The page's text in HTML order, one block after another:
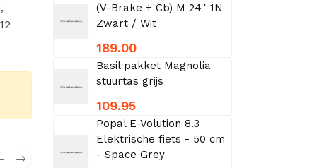
(V-Brake + Cb) M 24'' 1N
Zwart / Wit
189.00
Basil pakket Magnolia
stuurtas grijs
109.95
Popal E-Volution 8.3
Elektrische fiets - 50 cm
- Space Grey